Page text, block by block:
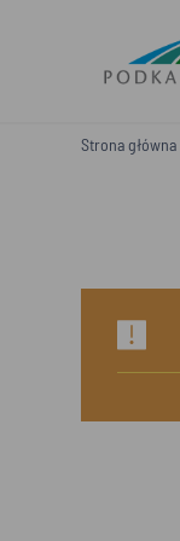
Strona główna